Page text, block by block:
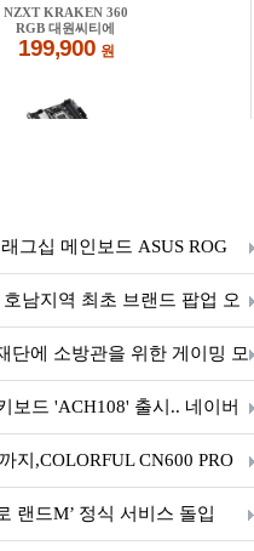
그십 메인보드 ASUS ROG
시 예정
남지역 최초 브랜드 팝업 오
단에 소방관을 위한 게이밍 모
보드 'ACH108' 출시.. 네이버
지,COLORFUL CN600 PRO
랜드M’ 정식 서비스 돌입